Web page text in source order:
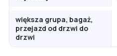
większa grupa, bagaż,
przejazd od drzwi do
drzwi